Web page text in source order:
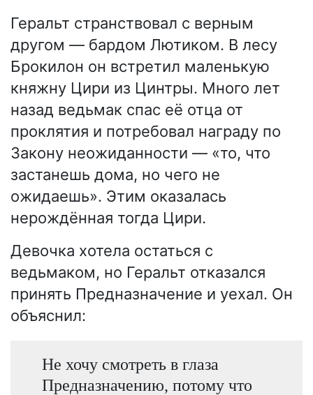
Геральт странствовал с верным
другом — бардом Лютиком. В лесу
Брокилон он встретил маленькую
княжну Цири из Цинтры. Много лет
назад ведьмак спас её отца от
проклятия и потребовал награду по
Закону неожиданности — «то, что
застанешь дома, но чего не
ожидаешь». Этим оказалась
нерождённая тогда Цири.
Девочка хотела остаться с
ведьмаком, но Геральт отказался
принять Предназначение и уехал. Он
объяснил:
Не хочу смотреть в глаза
Предназначению, потому что